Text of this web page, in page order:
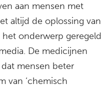
aan mensen met
altijd de oplossing van
onderwerp geregeld
De medicijnen
mensen beter
van ‘chemisch